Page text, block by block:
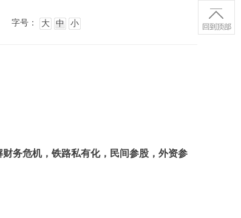
字号： 大 中 小
务危机，铁路私有化，民间参股，外资参